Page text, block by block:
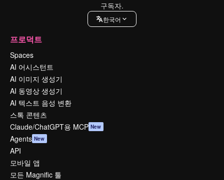
구독자.
한국어
프로덕트
Spaces
AI 어시스턴트
AI 이미지 생성기
AI 동영상 생성기
AI 텍스트 음성 변환
스톡 콘텐츠
Claude/ChatGPT용 MCP New
Agents New
API
모바일 앱
모든 Magnific 툴